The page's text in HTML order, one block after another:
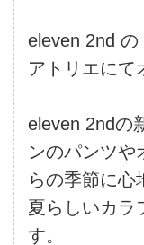
eleven 2nd の
アトリエにて
eleven 2ndの
ンのパンツや
らの季節に心
夏らしいカラ
す。